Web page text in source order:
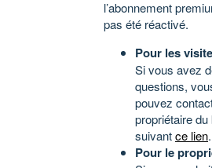
l’abonnement
pas été réactivé.
Pour les
Si vous avez
questions,
pouvez
propriétaire du
suivantce lien.
Pour le